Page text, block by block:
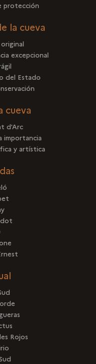
protección
la cueva
excepcional
del Estado
cueva
d'Arc
importancia
y artística
Rojos